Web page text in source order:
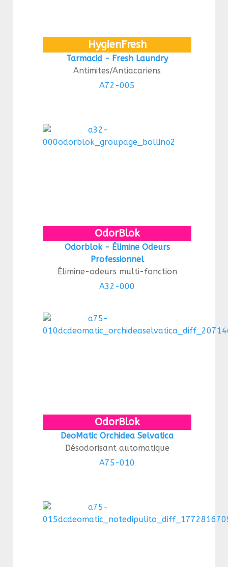
HygienFresh
Tarmacid - Fresh Laundry
Antimites/Antiacariens
A72-005
OdorBlok
Odorblok - Élimine Odeurs
Professionnel
Élimine-odeurs multi-fonction
A32-000
OdorBlok
DeoMatic Orchidea Selvatica
Désodorisant automatique
A75-010